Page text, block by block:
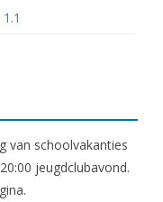
van schoolvakanties
jeugdclubavond.
.